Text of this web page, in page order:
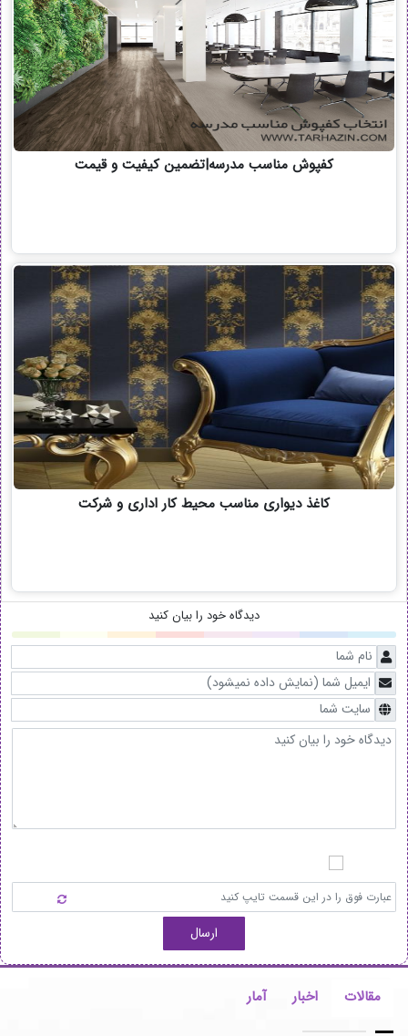
کفپوش مناسب مدرسه|تضمین کیفیت و قیمت
کاغذ دیواری مناسب محیط کار اداری و شرکت
دیدگاه خود را بیان کنید
ارسال
مقالات اخبار آمار